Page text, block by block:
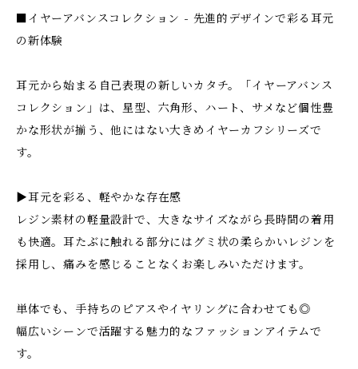
■イヤーアバンスコレクション - 先進的デザインで彩る耳元
の新体験
耳元から始まる自己表現の新しいカタチ。「イヤーアバンス
コレクション」は、星型、六角形、ハート、サメなど個性豊
かな形状が揃う、他にはない大きめイヤーカフシリーズで
す。
▶耳元を彩る、軽やかな存在感
レジン素材の軽量設計で、大きなサイズながら長時間の着用
も快適。耳たぶに触れる部分にはグミ状の柔らかいレジンを
採用し、痛みを感じることなくお楽しみいただけます。
単体でも、手持ちのピアスやイヤリングに合わせても◎
幅広いシーンで活躍する魅力的なファッションアイテムで
す。